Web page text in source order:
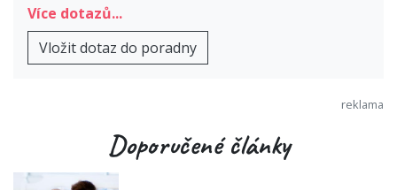
Více dotazů...
Vložit dotaz do poradny
Doporučené články